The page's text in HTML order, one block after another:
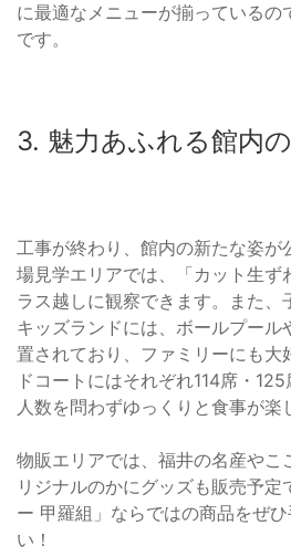
に最適なメニューが揃っているの
です。
3. 魅力あふれる館内
工事が終わり、館内の新たな姿が
場見学エリアでは、「カット生ず
ラス越しに観察できます。また、
キッズランドには、ボールプール
置されており、ファミリーにも大
ドコートにはそれぞれ114席・125
人数を問わずゆっくりと食事が楽
物販エリアでは、福井の名産やこ
リジナルのかにグッズも販売予定
ー 甲羅組」ならではの商品をぜ
い！